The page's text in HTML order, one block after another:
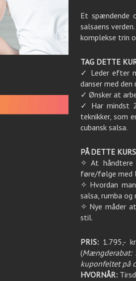
Et spændende
salsaens
komplekse trin
TAG DETTE
✓ Leder efter
danser med
✓ Ønsker at
✓ Har mindst
teknikker, som
cubansk salsa.
PÅ DETTE
✧ At håndtere
føre/følge med
✧ Hvordan
salsa, rumba og
✧ Nye måder
stil.
PRIS: 1.795,-
(Mængderabat:
kuponfeltet på
HVORNÅR: